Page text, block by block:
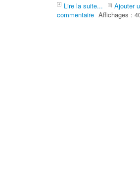
Lire la suite...
Ajouter
commentaire Affichages :